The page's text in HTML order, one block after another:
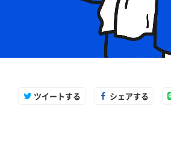
ツイートする シェアする